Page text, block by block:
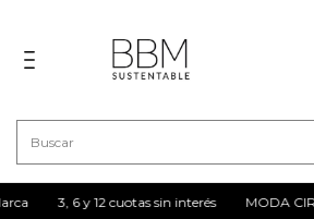
3, 6 y 12 cuotas sin interés MODA